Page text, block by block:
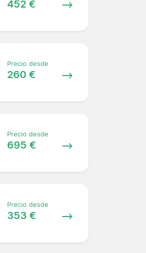
452 €
Precio desde
260 €
Precio desde
695 €
Precio desde
353 €